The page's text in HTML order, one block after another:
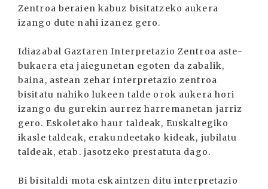
Zentroa beraien kabuz bisitatzeko aukera
izango dute nahi izanez gero.
Idiazabal Gaztaren Interpretazio Zentroa aste-
bukaera eta jaiegunetan egoten da zabalik,
baina, astean zehar interpretazio zentroa
bisitatu nahiko lukeen talde orok aukera hori
izango du gurekin aurrez harremanetan jarriz
gero. Eskoletako haur taldeak, Euskaltegiko
ikasle taldeak, erakundeetako kideak, jubilatu
taldeak, etab. jasotzeko prestatuta dago.
Bi bisitaldi mota eskaintzen ditu interpretazio